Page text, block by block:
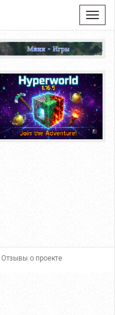
Отзывы о проекте